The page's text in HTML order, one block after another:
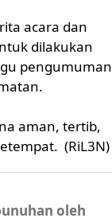
acara dan
dilakukan
pengumuman
aman, tertib,
(RiL3N)
oleh